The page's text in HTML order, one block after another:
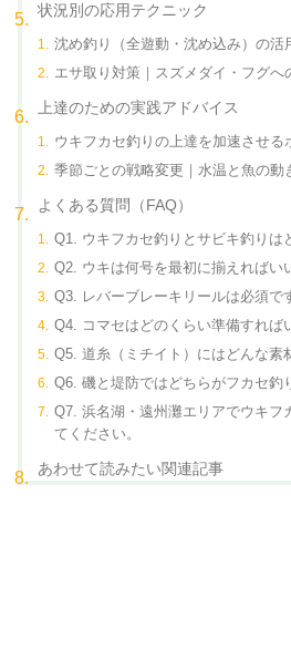
状況別の応用テクニック
沈め釣り（全遊動・沈め込み）の活
エサ取り対策｜スズメダイ・フグへ
上達のための実践アドバイス
ウキフカセ釣りの上達を加速させる
季節ごとの戦略変更｜水温と魚の動
よくある質問（FAQ）
Q1. ウキフカセ釣りとサビキ釣りは
Q2. ウキは何号を最初に揃えればい
Q3. レバーブレーキリールは必須で
Q4. コマセはどのくらい準備すれば
Q5. 道糸（ミチイト）にはどんな素
Q6. 磯と堤防ではどちらがフカセ釣
Q7. 浜名湖・遠州灘エリアでウキフ
てください。
あわせて読みたい関連記事